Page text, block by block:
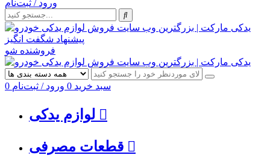
ورود / ثبت‌نام
پیشنهاد شگفت انگیز
فروشنده شو
0 سبد خرید 0 ورود / ثبت‌نام